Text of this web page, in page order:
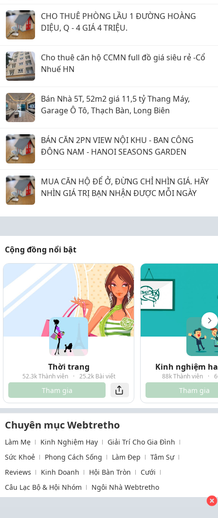
CHO THUÊ PHÒNG LẦU 1 ĐƯỜNG HOÀNG
DIỆU, Q - 4 GIÁ 4 TRIỆU.
Cho thuê căn hộ CCMN full đồ giá siêu rẻ -Cổ
Nhuế HN
Bán Nhà 5T, 52m2 giá 11,5 tỷ Thang Máy,
Garage Ô Tô, Thạch Bàn, Long Biên
BÁN CĂN 2PN VIEW NỘI KHU - BAN CÔNG
ĐÔNG NAM - HANOI SEASONS GARDEN
MUA CĂN HỘ ĐỂ Ở, ĐỪNG CHỈ NHÌN GIÁ. HÃY
NHÌN GIÁ TRỊ BẠN NHẬN ĐƯỢC MỖI NGÀY
Cộng đồng nổi bật
Thời trang
52.3k Thành viên · 25.2k Bài viết
Tham gia
Kinh nghiệm
88k Thành viên ·
Tham gia
Chuyên mục Webtretho
Làm Mẹ Kinh Nghiệm Hay
Giải Trí Cho Gia Đình
Sức Khoẻ
Phong Cách Sống Làm Đẹp
Tâm Sự
Reviews
Kinh Doanh Hội Bàn Tròn
Cưới
Câu Lạc Bộ & Hội Nhóm
Ngôi Nhà Webtretho